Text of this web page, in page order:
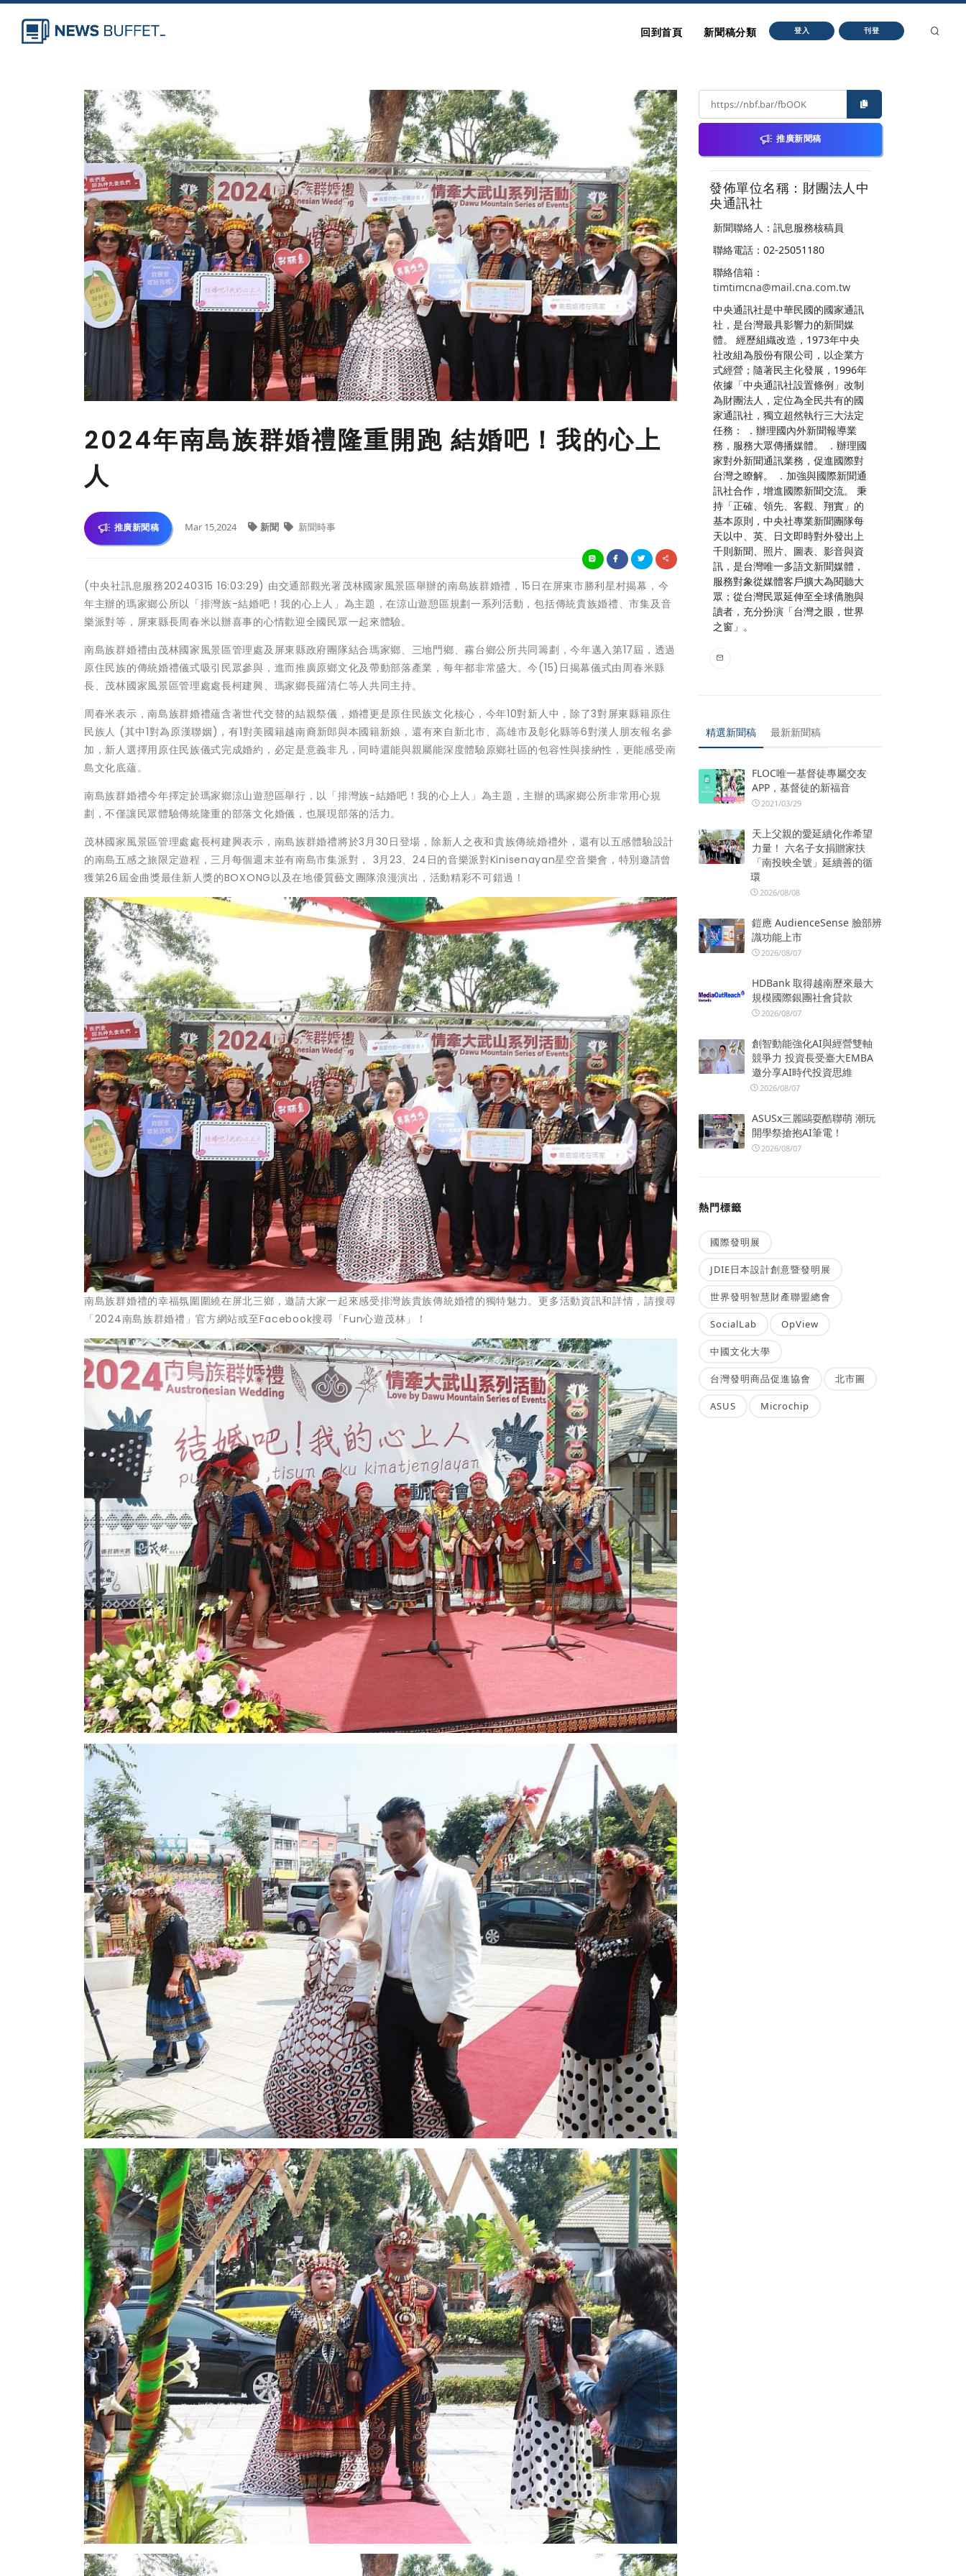
回到首頁 新聞稿分類 登入 刊登
2024年南島族群婚禮隆重開跑 結婚吧！我的心上
人
推廣新聞稿 Mar 15,2024 新聞 新聞時事
(中央社訊息服務20240315 16:03:29) 由交通部觀光署茂林國家風景區舉辦的南島族群婚禮，15日在屏東市勝利星村揭幕，今
年主辦的瑪家鄉公所以「排灣族-結婚吧！我的心上人」為主題，在涼山遊憩區規劃一系列活動，包括傳統貴族婚禮、市集及音
樂派對等，屏東縣長周春米以辦喜事的心情歡迎全國民眾一起來體驗。
南島族群婚禮由茂林國家風景區管理處及屏東縣政府團隊結合瑪家鄉、三地門鄉、霧台鄉公所共同籌劃，今年邁入第17屆，透過
原住民族的傳統婚禮儀式吸引民眾參與，進而推廣原鄉文化及帶動部落產業，每年都非常盛大。今(15)日揭幕儀式由周春米縣
長、茂林國家風景區管理處處長柯建興、瑪家鄉長羅清仁等人共同主持。
周春米表示，南島族群婚禮蘊含著世代交替的結親祭儀，婚禮更是原住民族文化核心，今年10對新人中，除了3對屏東縣籍原住
民族人 (其中1對為原漢聯姻)，有1對美國籍越南裔新郎與本國籍新娘，還有來自新北市、高雄市及彰化縣等6對漢人朋友報名參
加，新人選擇用原住民族儀式完成婚約，必定是意義非凡，同時還能與親屬能深度體驗原鄉社區的包容性與接納性，更能感受南
島文化底蘊。
南島族群婚禮今年擇定於瑪家鄉涼山遊憩區舉行，以「排灣族-結婚吧！我的心上人」為主題，主辦的瑪家鄉公所非常用心規
劃，不僅讓民眾體驗傳統隆重的部落文化婚儀，也展現部落的活力。
茂林國家風景區管理處處長柯建興表示，南島族群婚禮將於3月30日登場，除新人之夜和貴族傳統婚禮外，還有以五感體驗設計
的南島五感之旅限定遊程，三月每個週末並有南島市集派對， 3月23、24日的音樂派對Kinisenayan星空音樂會，特別邀請曾
獲第26屆金曲獎最佳新人獎的BOXONG以及在地優質藝文團隊浪漫演出，活動精彩不可錯過！
南島族群婚禮的幸福氛圍圍繞在屏北三鄉，邀請大家一起來感受排灣族貴族傳統婚禮的獨特魅力。更多活動資訊和詳情，請搜尋
「2024南島族群婚禮」官方網站或至Facebook搜尋「Fun心遊茂林」！
推廣新聞稿
發佈單位名稱：財團法人中
央通訊社
新聞聯絡人：訊息服務核稿員
聯絡電話：02-25051180
聯絡信箱：
timtimcna@mail.cna.com.tw
中央通訊社是中華民國的國家通訊
社，是台灣最具影響力的新聞媒
體。 經歷組織改造，1973年中央
社改組為股份有限公司，以企業方
式經營；隨著民主化發展，1996年
依據「中央通訊社設置條例」改制
為財團法人，定位為全民共有的國
家通訊社，獨立超然執行三大法定
任務： ．辦理國內外新聞報導業
務，服務大眾傳播媒體。 ．辦理國
家對外新聞通訊業務，促進國際對
台灣之瞭解。 ．加強與國際新聞通
訊社合作，增進國際新聞交流。 秉
持「正確、領先、客觀、翔實」的
基本原則，中央社專業新聞團隊每
天以中、英、日文即時對外發出上
千則新聞、照片、圖表、影音與資
訊，是台灣唯一多語文新聞媒體，
服務對象從媒體客戶擴大為閱聽大
眾；從台灣民眾延伸至全球僑胞與
讀者，充分扮演「台灣之眼，世界
之窗」。
精選新聞稿 最新新聞稿
FLOC唯一基督徒專屬交友
APP，基督徒的新福音
2021/03/29
天上父親的愛延續化作希望
力量！ 六名子女捐贈家扶
「南投映全號」延續善的循
環
2026/08/08
鎧應 AudienceSense 臉部辨
識功能上市
2026/08/07
HDBank 取得越南歷來最大
規模國際銀團社會貸款
2026/08/07
創智動能強化AI與經營雙軸
競爭力 投資長受臺大EMBA
邀分享AI時代投資思維
2026/08/07
ASUSx三麗鷗耍酷聯萌 潮玩
開學祭搶抱AI筆電！
2026/08/07
熱門標籤
國際發明展
JDIE日本設計創意暨發明展
世界發明智慧財產聯盟總會
SocialLab OpView
中國文化大學
台灣發明商品促進協會 北市圖
ASUS Microchip